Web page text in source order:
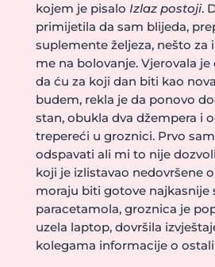
kojem je pisalo Izlaz postoji.
primijetila da sam blijeda,
suplemente željeza, nešto za
me na bolovanje. Vjerovala je
da ću za koji dan biti kao
budem, rekla je da ponovo
stan, obukla dva džempera i
trepereći u groznici. Prvo
odspavati ali mi to nije
koji je izlistavao nedovršene
moraju biti gotove najkasnije
paracetamola, groznica je
uzela laptop, dovršila
kolegama informacije o